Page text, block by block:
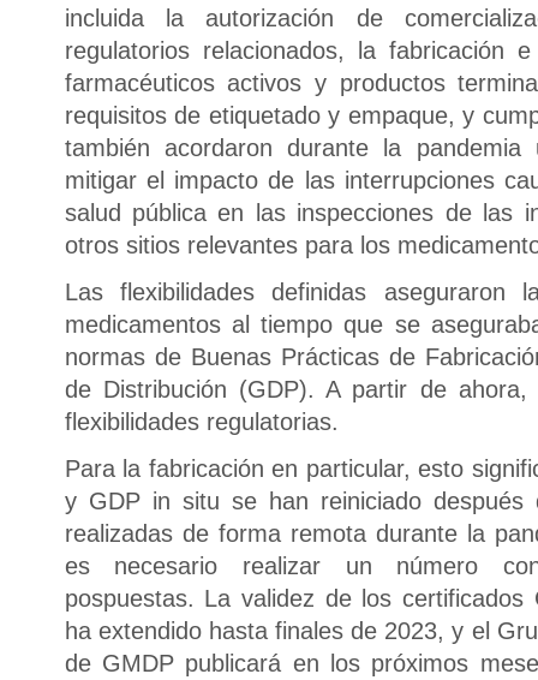
incluida la autorización de
regulatorios relacionados, la fabricación
farmacéuticos activos y productos
requisitos de etiquetado y empaque, y
también acordaron durante la
mitigar el impacto de las interrupciones
salud pública en las inspecciones de las
otros sitios relevantes para los
Las flexibilidades definidas aseguraron
medicamentos al tiempo que se
normas de Buenas Prácticas de
de Distribución (GDP). A partir de
flexibilidades regulatorias.
Para la fabricación en particular, esto
y GDP in situ se han reiniciado después
realizadas de forma remota durante la
es necesario realizar un número
pospuestas. La validez de los
ha extendido hasta finales de 2023, y el
de GMDP publicará en los próximos